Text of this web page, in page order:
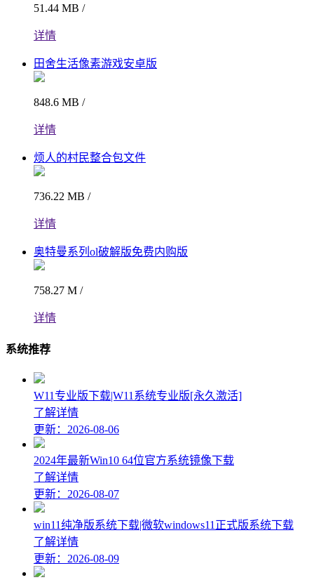
51.44 MB /
详情
田舍生活像素游戏安卓版
848.6 MB /
详情
烦人的村民整合包文件
736.22 MB /
详情
奥特曼系列ol破解版免费内购版
758.27 M /
详情
系统推荐
W11专业版下载|W11系统专业版[永久激活]
了解详情
更新：2026-08-06
2024年最新Win10 64位官方系统镜像下载
了解详情
更新：2026-08-07
win11纯净版系统下载|微软windows11正式版系统下载
了解详情
更新：2026-08-09